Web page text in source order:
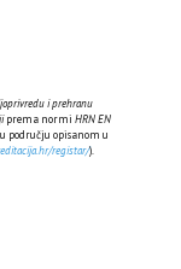
i prehranu
prema normi HRN EN
području opisanom u
registar/).